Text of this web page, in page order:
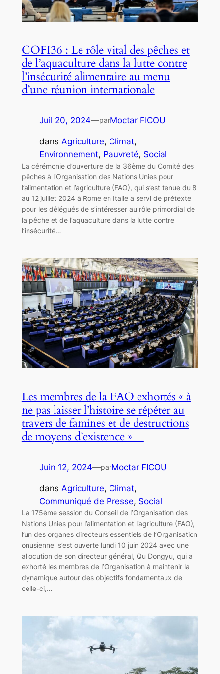
COFI36 : Le rôle vital des pêches et
de l’aquaculture dans la lutte contre
l’insécurité alimentaire au menu
d’une réunion internationale
Juil 20, 2024—parMoctar FICOU
dans Agriculture, Climat
Environnement, Pauvreté, Social
La cérémonie d’ouverture de la 36ème du Comité des
pêches à l’Organisation des Nations Unies pour
l’alimentation et l’agriculture (FAO), qui s’est tenue du 8
au 12 juillet 2024 à Rome en Italie a servi de prétexte
pour les délégués de s’intéresser au rôle primordial de
la pêche et de l’aquaculture dans la lutte contre
l’insécurité…
Les membres de la FAO exhortés « à
ne pas laisser l’histoire se répéter au
travers de famines et de destructions
de moyens d’existence »
Juin 12, 2024—parMoctar FICOU
dans Agriculture, Climat
Communiqué de Presse, Social
La 175ème session du Conseil de l’Organisation des
Nations Unies pour l’alimentation et l’agriculture (FAO),
l’un des organes directeurs essentiels de l’Organisation
onusienne, s’est ouverte lundi 10 juin 2024 avec une
allocution de son directeur général, Qu Dongyu, qui a
exhorté les membres de l’Organisation à maintenir la
dynamique autour des objectifs fondamentaux de
celle-ci,…